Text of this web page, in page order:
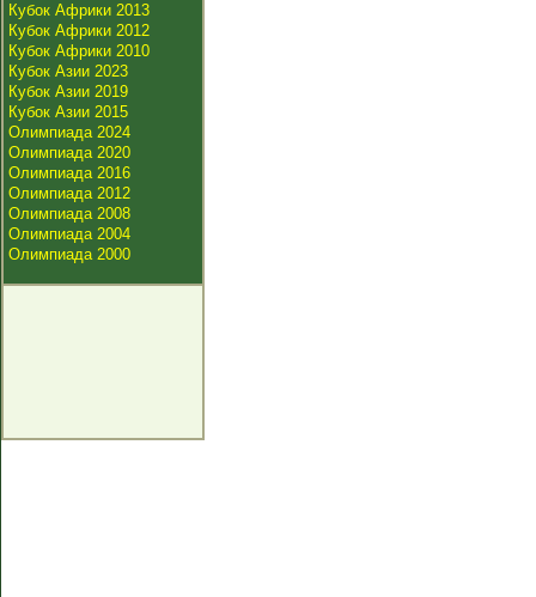
Кубок Африки 2013
Кубок Африки 2012
Кубок Африки 2010
Кубок Азии 2023
Кубок Азии 2019
Кубок Азии 2015
Олимпиада 2024
Олимпиада 2020
Олимпиада 2016
Олимпиада 2012
Олимпиада 2008
Олимпиада 2004
Олимпиада 2000